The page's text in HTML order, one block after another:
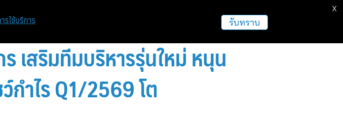
งเที่ยว ฝากข่าวประชาสัมพันธ์
เสริมทีมบริหารรุ่นใหม่ หนุน
กำไร Q1/2569 โต
รใช้บริการ รับทราบ
X